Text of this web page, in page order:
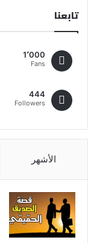
تابعنا
1٬000
Fans
444
Followers
الأشهر